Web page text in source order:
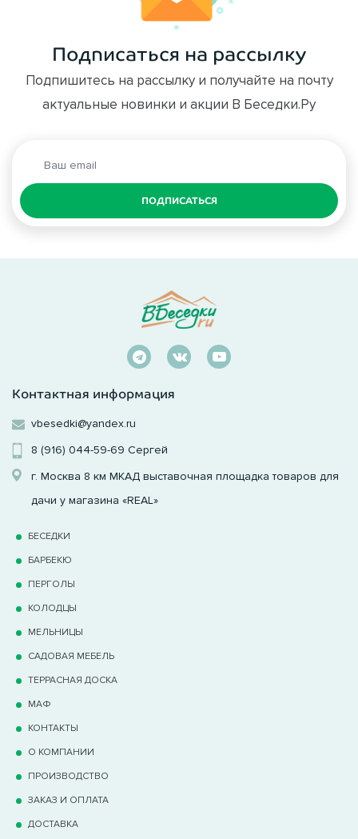
Подписаться на рассылку
Подпишитесь на рассылку и получайте на почту
актуальные новинки и акции В Беседки.Ру
ПОДПИСАТЬСЯ
Контактная информация
vbesedki@yandex.ru
8 (916) 044-59-69 Сергей
г. Москва 8 км МКАД выставочная площадка товаров для
дачи у магазина «REAL»
БЕСЕДКИ
БАРБЕКЮ
ПЕРГОЛЫ
КОЛОДЦЫ
МЕЛЬНИЦЫ
САДОВАЯ МЕБЕЛЬ
ТЕРРАCНАЯ ДОСКА
МАФ
КОНТАКТЫ
О КОМПАНИИ
ПРОИЗВОДСТВО
ЗАКАЗ И ОПЛАТА
ДОСТАВКА